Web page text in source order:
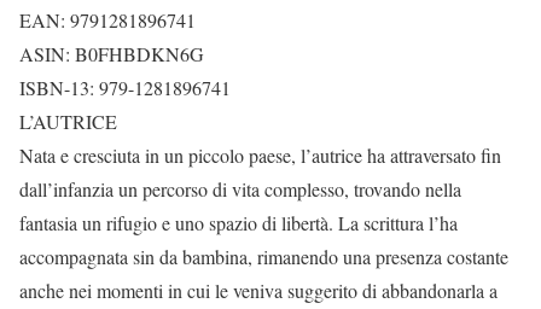
EAN: 9791281896741
ASIN: ‎B0FHBDKN6G
ISBN-13: ‎979-1281896741
L’AUTRICE
Nata e cresciuta in un piccolo paese, l’autrice ha attraversato fin
dall’infanzia un percorso di vita complesso, trovando nella
fantasia un rifugio e uno spazio di libertà. La scrittura l’ha
accompagnata sin da bambina, rimanendo una presenza costante
anche nei momenti in cui le veniva suggerito di abbandonarla a